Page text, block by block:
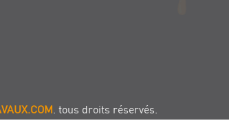
. tous droits réservés.